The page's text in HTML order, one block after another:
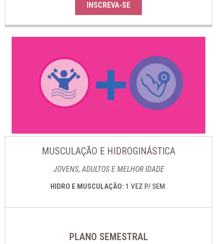
INSCREVA-SE
MUSCULAÇÃO E HIDROGINÁSTICA
JOVENS, ADULTOS E MELHOR IDADE
HIDRO E MUSCULAÇÃO: 1 VEZ P/ SEM.
PLANO SEMESTRAL